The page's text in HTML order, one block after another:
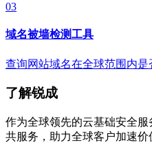
03
域名被墙检测工具
查询网站域名在全球范围内是
了解锐成
作为全球领先的云基础安全
共服务，助力全球客户加速价